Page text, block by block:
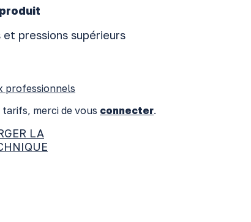
pressions supérieurs
professionnels
merci de vous connecter.
LA